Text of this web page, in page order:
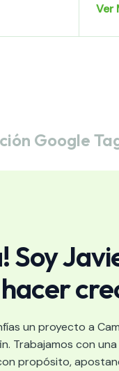
Ver
Google
Soy
un proyecto a
Trabajamos con
propósito,